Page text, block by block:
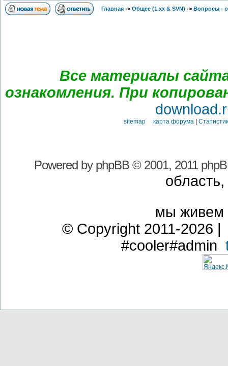
Главная -> Общее (1.хх & SVN) -> Вопросы -
Все материалы
ознакомления. При
sitemap карта форума|
Powered by phpBB© 2001, 2011
мы
© Copyright 2011-2026
#cooler#admin